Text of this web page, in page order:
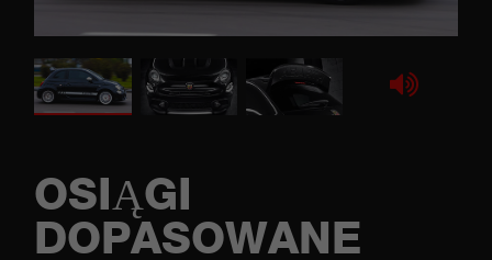
OSIĄGI
DOPASOWANE